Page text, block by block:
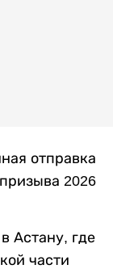
отправка
2026
Астану, где
части